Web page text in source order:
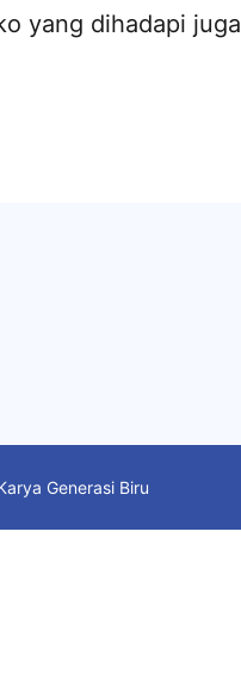
yang dihadapi
Generasi Biru